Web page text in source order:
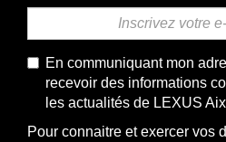
En communiquant mon
recevoir des informations
les actualités de LEXUS
Pour connaitre et exercer vos